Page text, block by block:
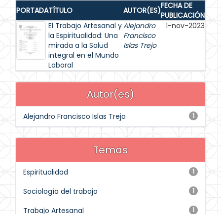
PORTADATÍTULO AUTOR(ES)FECHA DE
PUBLICACIÓN
El Trabajo Artesanal y
la Espiritualidad: Una
mirada a la Salud
integral en el Mundo
Laboral
Alejandro
Francisco
Islas Trejo
1-nov-2023
Autor(es)
1
Alejandro Francisco Islas Trejo
Temas
1
Espiritualidad
1
Sociología del trabajo
1
Trabajo Artesanal